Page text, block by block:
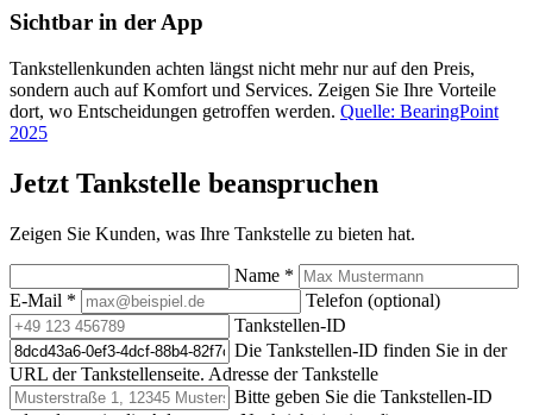
Sichtbar in der App
Tankstellenkunden achten längst nicht mehr nur auf den Preis,
sondern auch auf Komfort und Services. Zeigen Sie Ihre Vorteile
dort, wo Entscheidungen getroffen werden. Quelle: BearingPoint
2025
Jetzt Tankstelle beanspruchen
Zeigen Sie Kunden, was Ihre Tankstelle zu bieten hat.
Name *
E-Mail *
Telefon (optional)
Tankstellen-ID
Die Tankstellen-ID finden Sie in der
URL der Tankstellenseite. Adresse der Tankstelle
Bitte geben Sie die Tankstellen-ID